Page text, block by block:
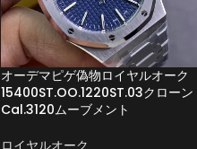
オーデマピゲ偽物ロイヤルオーク
15400ST.OO.1220ST.03クローン
Cal.3120ムーブメント
ロイヤルオーク